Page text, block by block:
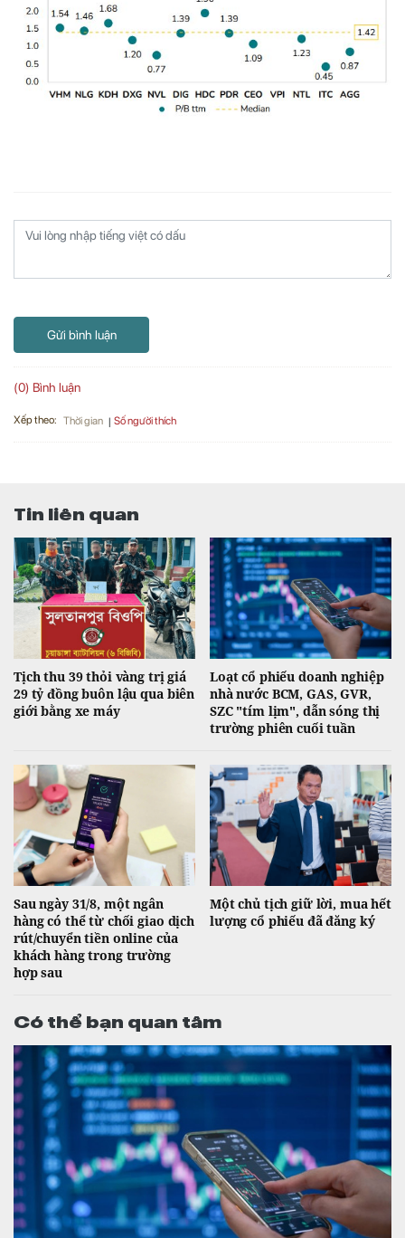
Gửi bình luận
(0) Bình luận
Xếp theo: Thời gian Số người thích
Tin liên quan
Tịch thu 39 thỏi vàng trị giá
29 tỷ đồng buôn lậu qua biên
giới bằng xe máy
Loạt cổ phiếu doanh nghiệp
nhà nước BCM, GAS, GVR,
SZC "tím lịm", dẫn sóng thị
trường phiên cuối tuần
Sau ngày 31/8, một ngân
hàng có thể từ chối giao dịch
rút/chuyển tiền online của
khách hàng trong trường
hợp sau
Một chủ tịch giữ lời, mua hết
lượng cổ phiếu đã đăng ký
Có thể bạn quan tâm